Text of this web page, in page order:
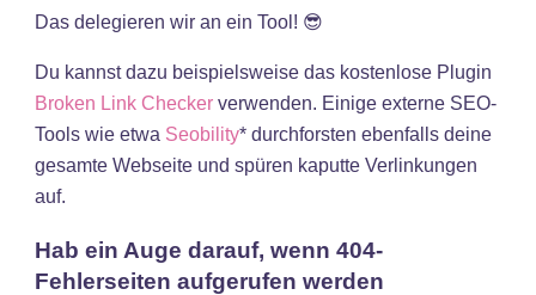
Das delegieren wir an ein Tool! 😎
Du kannst dazu beispielsweise das kostenlose Plugin
Broken Link Checker verwenden. Einige externe SEO-
Tools wie etwa Seobility* durchforsten ebenfalls deine
gesamte Webseite und spüren kaputte Verlinkungen
auf.
Hab ein Auge darauf, wenn 404-
Fehlerseiten aufgerufen werden